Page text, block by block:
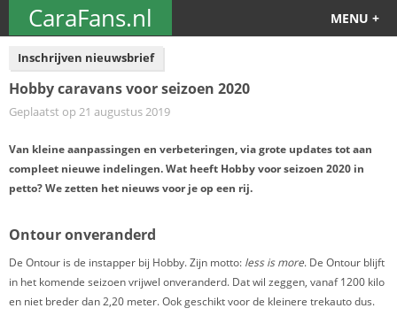
CaraFans.nl MENU +
Inschrijven nieuwsbrief
Hobby caravans voor seizoen 2020
Geplaatst op 21 augustus 2019
Van kleine aanpassingen en verbeteringen, via grote updates tot aan
compleet nieuwe indelingen. Wat heeft Hobby voor seizoen 2020 in
petto? We zetten het nieuws voor je op een rij.
Ontour onveranderd
De Ontour is de instapper bij Hobby. Zijn motto: less is more. De Ontour blijft
in het komende seizoen vrijwel onveranderd. Dat wil zeggen, vanaf 1200 kilo
en niet breder dan 2,20 meter. Ook geschikt voor de kleinere trekauto dus.